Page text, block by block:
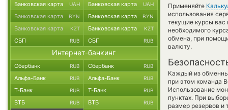
Применяйте
использования
текущие курсы вас
необходимого
обмена, при
валюту.
Каждый из
при этом команда
Использование
пунктах. При
размер резервов и
Банковская карта UAH Банковская карта UAH
Банковская карта BYN Банковская карта BYN
Банковская карта KZT Банковская карта KZT
СБП RUB СБП RUB
Интернет-банкинг
Сбербанк RUB Сбербанк RUB
Альфа-Банк RUB Альфа-Банк RUB
Т-Банк RUB Т-Банк RUB
ВТБ RUB ВТБ RUB